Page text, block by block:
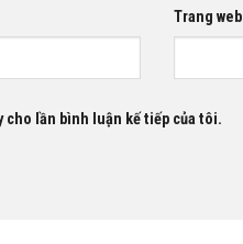
Trang web
lần bình luận kế tiếp của tôi.